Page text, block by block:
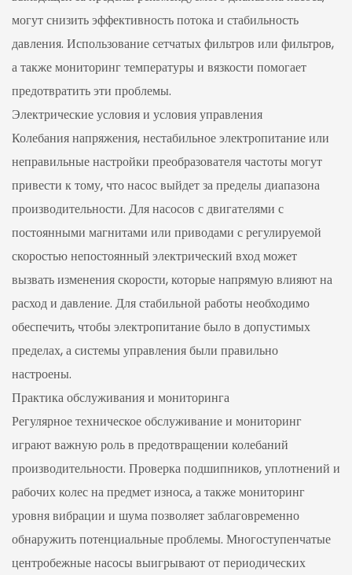
могут снизить эффективность потока и стабильность
давления. Использование сетчатых фильтров или фильтров,
а также мониторинг температуры и вязкости помогает
предотвратить эти проблемы.
Электрические условия и условия управления
Колебания напряжения, нестабильное электропитание или
неправильные настройки преобразователя частоты могут
привести к тому, что насос выйдет за пределы диапазона
производительности. Для насосов с двигателями с
постоянными магнитами или приводами с регулируемой
скоростью непостоянный электрический вход может
вызвать изменения скорости, которые напрямую влияют на
расход и давление. Для стабильной работы необходимо
обеспечить, чтобы электропитание было в допустимых
пределах, а системы управления были правильно
настроены.
Практика обслуживания и мониторинга
Регулярное техническое обслуживание и мониторинг
играют важную роль в предотвращении колебаний
производительности. Проверка подшипников, уплотнений и
рабочих колес на предмет износа, а также мониторинг
уровня вибрации и шума позволяет заблаговременно
обнаружить потенциальные проблемы. Многоступенчатые
центробежные насосы выигрывают от периодических